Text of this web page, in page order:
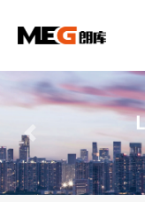
Previous